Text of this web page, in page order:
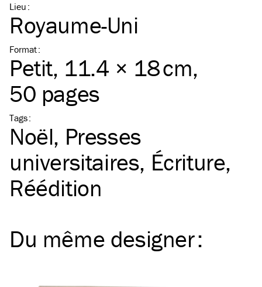
Lieu :
Royaume-Uni
Format:
Petit, 11.4 × 18 cm,
50 pages
Tags:
Noël Presses
universitaires Écriture
Réédition
Du même designer: